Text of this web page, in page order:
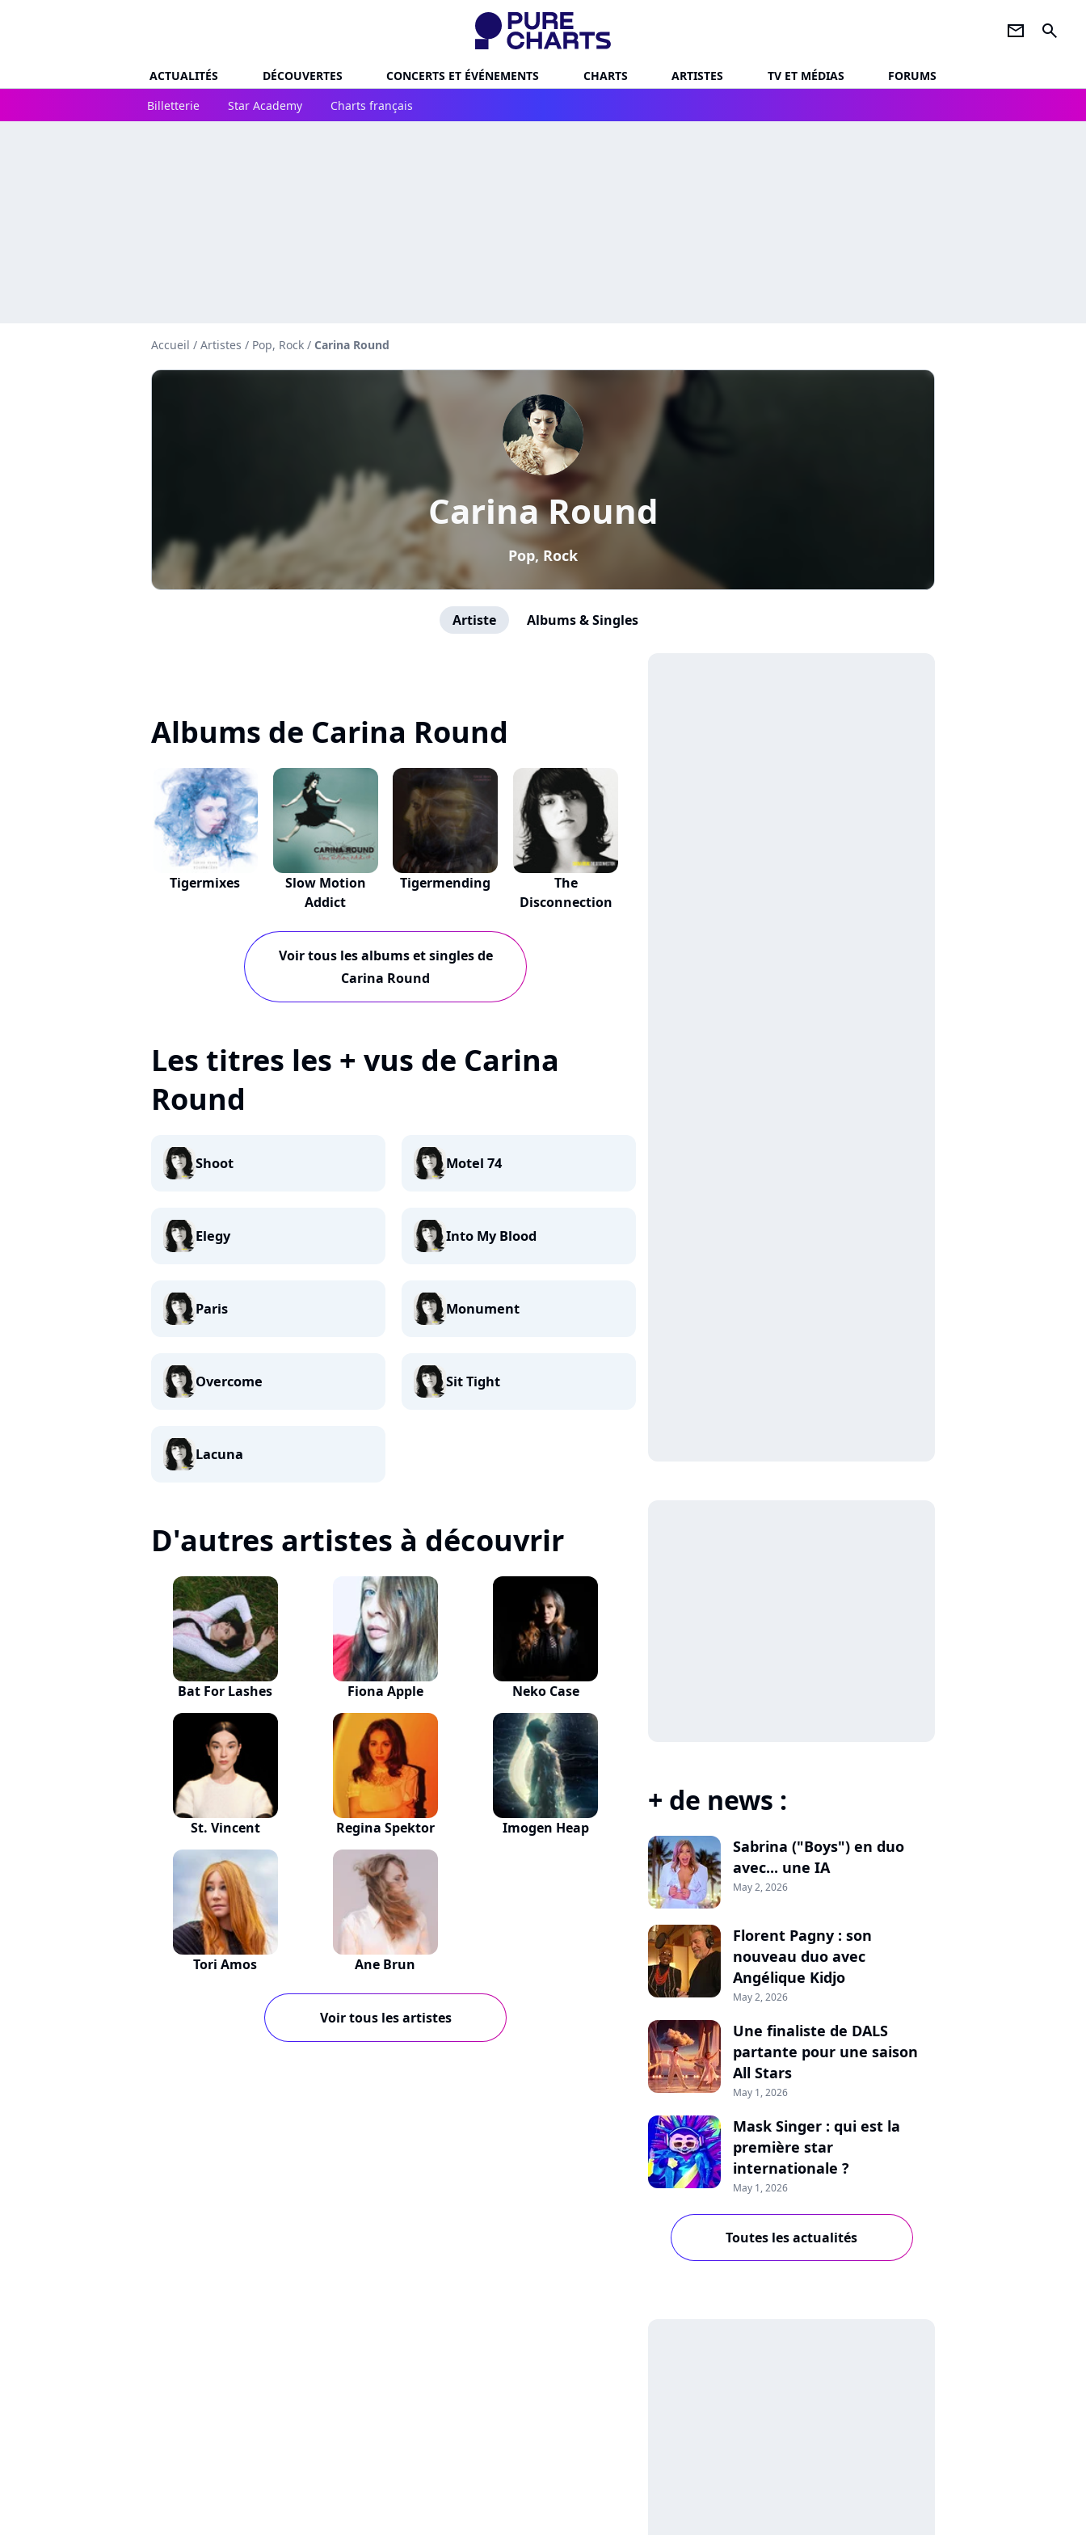
newsletter search
ACTUALITÉS DÉCOUVERTES CONCERTS ET ÉVÉNEMENTS CHARTS ARTISTES TV ET MÉDIAS
FORUMS
Billetterie
Star Academy Charts français
Accueil / Artistes / Pop, Rock / Carina Round
Carina Round
Pop, Rock
Artiste Albums & Singles
Albums de Carina Round
Tigermixes
Slow Motion
Addict
Tigermending
The
Disconnection
Voir tous les albums et singles de
Carina Round
Les titres les + vus de Carina
Round
Shoot Motel 74
Elegy Into My Blood
Paris Monument
Overcome Sit Tight
Lacuna
D'autres artistes à découvrir
Bat For Lashes Fiona Apple Neko Case
St. Vincent Regina Spektor Imogen Heap
Tori Amos Ane Brun
Voir tous les artistes
+ de news :
Sabrina ("Boys") en duo
avec... une IA
May 2, 2026
Florent Pagny : son
nouveau duo avec
Angélique Kidjo
May 2, 2026
Une finaliste de DALS
partante pour une saison
All Stars
May 1, 2026
Mask Singer : qui est la
première star
internationale ?
May 1, 2026
Toutes les actualités